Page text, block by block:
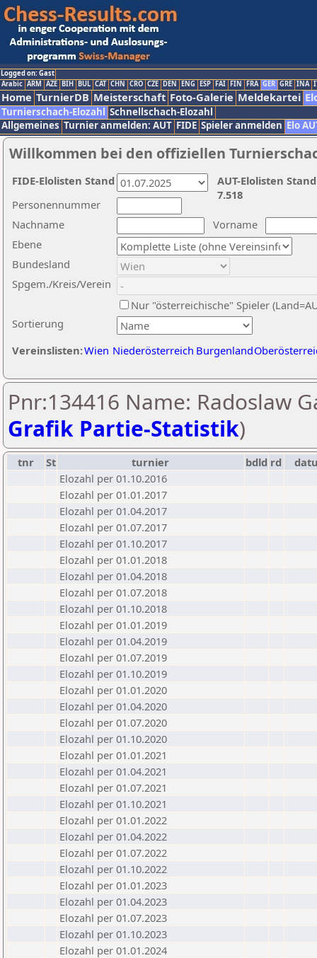
Logged on: Gast
Arabic ARM AZE BIH BUL CAT CHN CRO CZE DEN ENG ESP FAI FIN FRA GER GRE INA
Home TurnierDB Meisterschaft Foto-Galerie Meldekartei
Turnierschach-Elozahl Schnellschach-Elozahl
Allgemeines Turnier anmelden: AUT FIDE Spieler anmelden Elo
Willkommen bei den offiziellen
Nachname
Vorname
Ebene
Sortierung
Personennummer
Bundesland
Spgem./Kreis/Verein
Nur "österreichische" Spieler
Vereinslisten:Wien Niederösterreich Burgenland
AUT-Elolisten
7.518
FIDE-Elolisten Stand
Pnr:134416 Name: Radoslaw
Grafik Partie-Statistik)
tnr St turnier bdld rd
Elozahl per 01.10.2016
Elozahl per 01.01.2017
Elozahl per 01.04.2017
Elozahl per 01.07.2017
Elozahl per 01.10.2017
Elozahl per 01.01.2018
Elozahl per 01.04.2018
Elozahl per 01.07.2018
Elozahl per 01.10.2018
Elozahl per 01.01.2019
Elozahl per 01.04.2019
Elozahl per 01.07.2019
Elozahl per 01.10.2019
Elozahl per 01.01.2020
Elozahl per 01.04.2020
Elozahl per 01.07.2020
Elozahl per 01.10.2020
Elozahl per 01.01.2021
Elozahl per 01.04.2021
Elozahl per 01.07.2021
Elozahl per 01.10.2021
Elozahl per 01.01.2022
Elozahl per 01.04.2022
Elozahl per 01.07.2022
Elozahl per 01.10.2022
Elozahl per 01.01.2023
Elozahl per 01.04.2023
Elozahl per 01.07.2023
Elozahl per 01.10.2023
Elozahl per 01.01.2024